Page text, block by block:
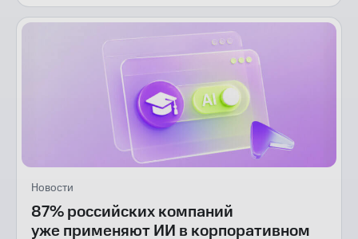
Новости
87% российских компаний
уже применяют ИИ в корпоративном